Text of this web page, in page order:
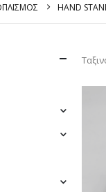
HAND